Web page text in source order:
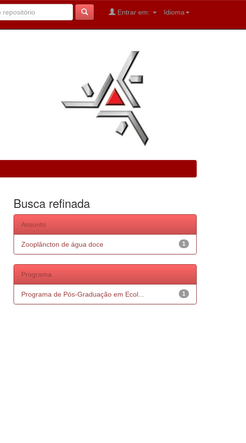
Idioma
Entrar em:
Busca refinada
Assunto
1
Zooplâncton de água doce
Programa
1
Programa de Pós-Graduação em Ecol...